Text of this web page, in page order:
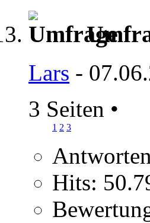
Lars -
3 Seiten •
1 2 3
Hits: